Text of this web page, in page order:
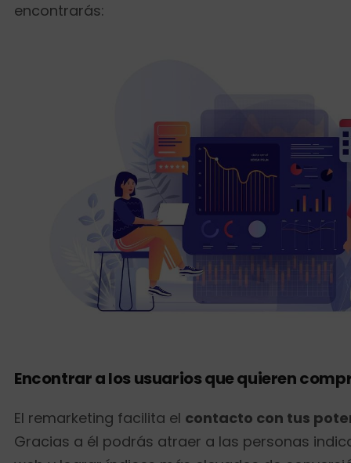
encontrarás:
Encontrar a los usuarios que quieren
El remarketing facilita el contacto con tus
Gracias a él podrás atraer a las personas